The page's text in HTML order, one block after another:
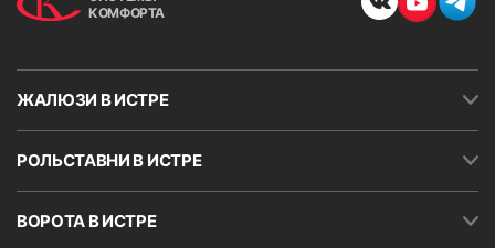
КОМФОРТА
ЖАЛЮЗИ В ИСТРЕ
РОЛЬСТАВНИ В ИСТРЕ
ВОРОТА В ИСТРЕ